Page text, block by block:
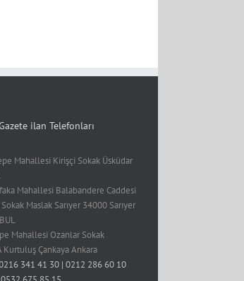
ilan Telefonları
Mahallesi Kirişçi Sokak Üsküdar
Mahallesi Balabandere Caddesi
Maslak Sarıyer 34000 Sarıyer
Mahallesi Ozanlar Sokak
Kurtuluş Çankaya Ankara
341 41 30 | 0212 286 60 10